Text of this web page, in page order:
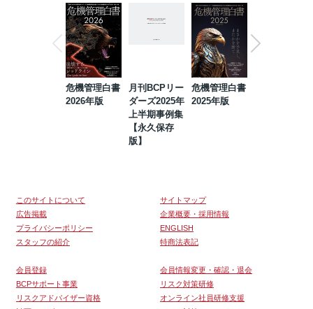
危機管理白書
2026年版
月刊BCPリー
ダーズ2025年
上半期事例集
【永久保存
版】
危機管理白書
2025年版
このサイトについて
サイトマップ
広告掲載
企業概要・採用情報
プライバシーポリシー
ENGLISH
スタッフの紹介
特商法表記
会員登録
会員情報変更・確認・退会
BCPサポート事業
リスク対策研修
リスクアドバイザー資格
オンライン社員研修支援